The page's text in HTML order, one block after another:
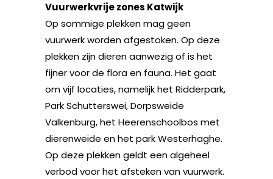
Vuurwerkvrije zones Katwijk
Op sommige plekken mag geen
vuurwerk worden afgestoken. Op deze
plekken zijn dieren aanwezig of is het
fijner voor de flora en fauna. Het gaat
om vijf locaties, namelijk het Ridderpark,
Park Schutterswei, Dorpsweide
Valkenburg, het Heerenschoolbos met
dierenweide en het park Westerhaghe.
Op deze plekken geldt een algeheel
verbod voor het afsteken van vuurwerk.